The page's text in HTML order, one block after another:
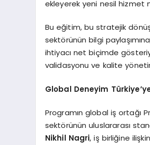
ekleyerek yeni nesil hizmet
Bu eğitim, bu stratejik
sektörünün bilgi
ihtiyacı net biçimde
validasyonu ve kalite
Global Deneyim
Programın global iş ortağı
sektörünün uluslararası
Nikhil Nagri, iş birliğine